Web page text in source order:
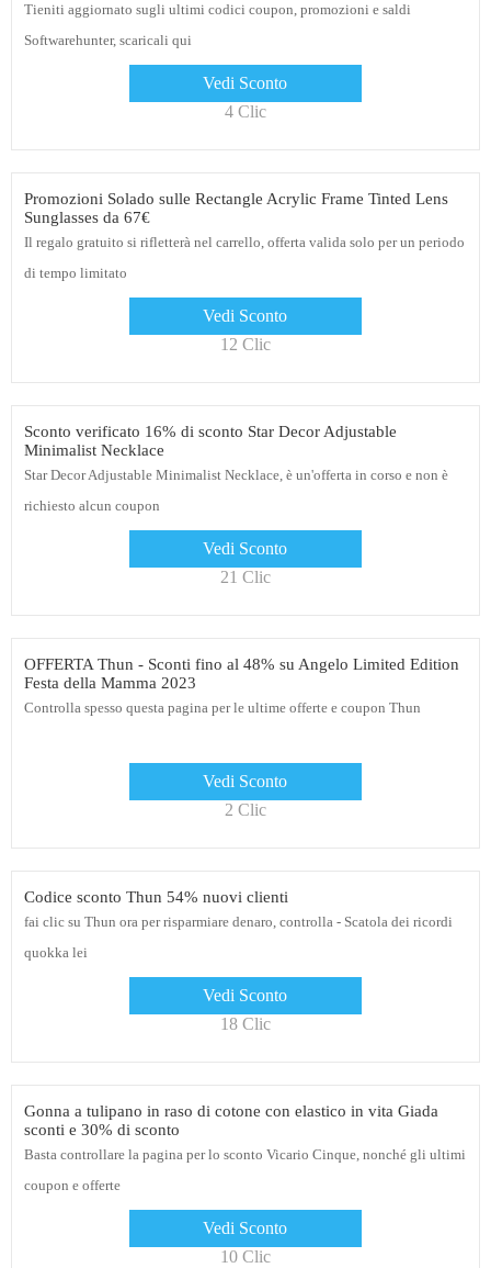
Tieniti aggiornato sugli ultimi codici coupon, promozioni e saldi
Softwarehunter, scaricali qui
Vedi Sconto
4 Clic
Promozioni Solado sulle Rectangle Acrylic Frame Tinted Lens
Sunglasses da 67€
Il regalo gratuito si rifletterà nel carrello, offerta valida solo per un periodo
di tempo limitato
Vedi Sconto
12 Clic
Sconto verificato 16% di sconto Star Decor Adjustable
Minimalist Necklace
Star Decor Adjustable Minimalist Necklace, è un'offerta in corso e non è
richiesto alcun coupon
Vedi Sconto
21 Clic
OFFERTA Thun - Sconti fino al 48% su Angelo Limited Edition
Festa della Mamma 2023
Controlla spesso questa pagina per le ultime offerte e coupon Thun
Vedi Sconto
2 Clic
Codice sconto Thun 54% nuovi clienti
fai clic su Thun ora per risparmiare denaro, controlla - Scatola dei ricordi
quokka lei
Vedi Sconto
18 Clic
Gonna a tulipano in raso di cotone con elastico in vita Giada
sconti e 30% di sconto
Basta controllare la pagina per lo sconto Vicario Cinque, nonché gli ultimi
coupon e offerte
Vedi Sconto
10 Clic